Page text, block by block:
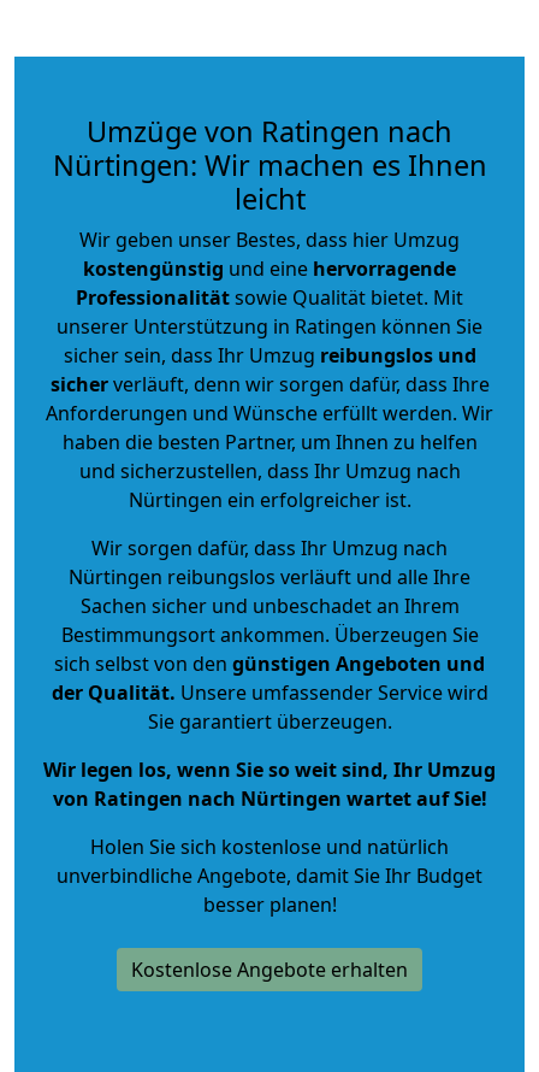
Umzüge von Ratingen nach
Nürtingen: Wir machen es Ihnen
leicht
Wir geben unser Bestes, dass hier Umzug
kostengünstig und eine hervorragende
Professionalitätsowie Qualität bietet. Mit
unserer Unterstützung in Ratingen können Sie
sicher sein, dass Ihr Umzug reibungslos und
sicherverläuft, denn wir sorgen dafür, dass Ihre
Anforderungen und Wünsche erfüllt werden. Wir
haben die besten Partner, um Ihnen zu helfen
und sicherzustellen, dass Ihr Umzug nach
Nürtingen ein erfolgreicher ist.
Wir sorgen dafür, dass Ihr Umzug nach
Nürtingen reibungslos verläuft und alle Ihre
Sachen sicher und unbeschadet an Ihrem
Bestimmungsort ankommen. Überzeugen Sie
sich selbst von den günstigen Angeboten und
der Qualität. Unsere umfassender Service wird
Sie garantiert überzeugen.
Wir legen los, wenn Sie so weit sind, Ihr Umzug
von Ratingen nach Nürtingen wartet auf Sie!
Holen Sie sich kostenlose und natürlich
unverbindliche Angebote, damit Sie Ihr Budget
besser planen!
Kostenlose Angebote erhalten